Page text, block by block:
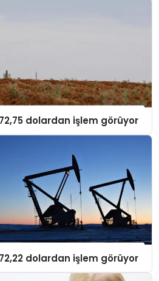
dolardan işlem görüyor
dolardan işlem görüyor